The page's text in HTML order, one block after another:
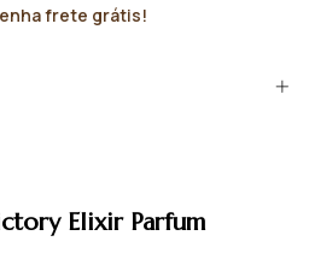
frete grátis!
Elixir Parfum